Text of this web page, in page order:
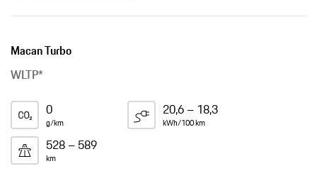
Macan Turbo
WLTP*
0
g/km
20,6 – 18,3
kWh/100 km
528 – 589
km